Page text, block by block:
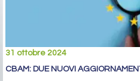
31 ottobre 2024
CBAM: DUE NUOVI